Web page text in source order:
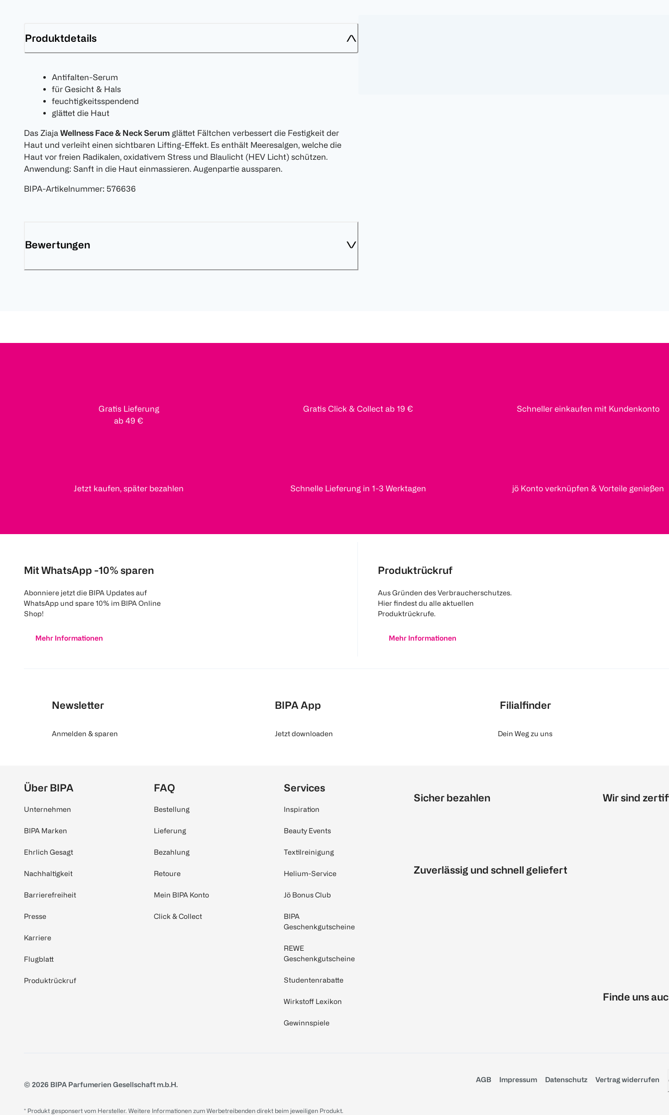
Produktdetails
Antifalten-Serum
für Gesicht & Hals
feuchtigkeitsspendend
glättet die Haut
Das Ziaja Wellness Face & Neck Serum glättet Fältchen verbessert die Festigkeit der
Haut und verleiht einen sichtbaren Lifting-Effekt. Es enthält Meeresalgen, welche die
Haut vor freien Radikalen, oxidativem Stress und Blaulicht (HEV Licht) schützen.
Anwendung: Sanft in die Haut einmassieren. Augenpartie aussparen.
BIPA-Artikelnummer: 576636
Bewertungen
Gratis Lieferung
ab 49 €
Gratis Click & Collect ab 19 € Schneller einkaufen mit Kundenkonto
Jetzt kaufen, später bezahlen Schnelle Lieferung in 1-3 Werktagen jö Konto verknüpfen & Vorteile genießen
Mit WhatsApp -10% sparen
Abonniere jetzt die BIPA Updates auf
WhatsApp und spare 10% im BIPA Online
Shop!
Mehr Informationen
Produktrückruf
Aus Gründen des Verbraucherschutzes.
Hier findest du alle aktuellen
Produktrückrufe.
Mehr Informationen
Newsletter
Anmelden & sparen
BIPA App
Jetzt downloaden
Filialfinder
Dein Weg zu uns
Über BIPA
Unternehmen
BIPA Marken
Ehrlich Gesagt
Nachhaltigkeit
Barrierefreiheit
Presse
Karriere
Flugblatt
Produktrückruf
FAQ
Bestellung
Lieferung
Bezahlung
Retoure
Mein BIPA Konto
Click & Collect
Services
Inspiration
Beauty Events
Textilreinigung
Helium-Service
Jö Bonus Club
BIPA
Geschenkgutscheine
REWE
Geschenkgutscheine
Studentenrabatte
Wirkstoff Lexikon
Gewinnspiele
Sicher bezahlen
Zuverlässig und schnell geliefert
Wir sind
Finde uns
© 2026 BIPA Parfumerien Gesellschaft m.b.H.
AGB Impressum Datenschutz Vertrag widerrufen
* Produkt gesponsert vom Hersteller. Weitere Informationen zum Werbetreibenden direkt beim jeweiligen Produkt.